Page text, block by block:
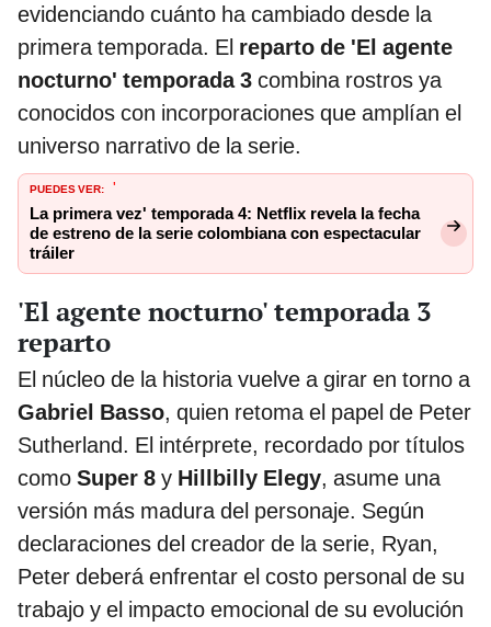
evidenciando cuánto ha cambiado desde la
primera temporada. El reparto de 'El agente
nocturno' temporada 3 combina rostros ya
conocidos con incorporaciones que amplían el
universo narrativo de la serie.
PUEDES VER: '
La primera vez' temporada 4: Netflix revela la fecha
de estreno de la serie colombiana con espectacular
tráiler
'El agente nocturno' temporada 3
reparto
El núcleo de la historia vuelve a girar en torno a
Gabriel Basso, quien retoma el papel de Peter
Sutherland. El intérprete, recordado por títulos
como Super 8 y Hillbilly Elegy, asume una
versión más madura del personaje. Según
declaraciones del creador de la serie, Ryan,
Peter deberá enfrentar el costo personal de su
trabajo y el impacto emocional de su evolución